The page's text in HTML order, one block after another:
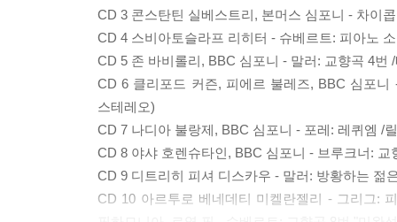
CD 3 콘스탄틴 실베스트리, 본머스 심포니 - 차이
CD 4 스비아토슬라프 리히터 - 슈베르트: 피아노
CD 5 존 바비롤리, BBC 심포니 - 말러: 교향곡 4번
CD 6 클리포드 커즌, 피에르 불레즈, BBC 심포
스테레오)
CD 7 나디아 불랑제, BBC 심포니 - 포레: 레퀴엠 /
CD 8 야샤 호렌슈타인, BBC 심포니 - 브루크너: 교
CD 9 디트리히 피셔 디스카우 - 말러: 방황하는 젊
CD 10 아르투로 베네데티 미켈란젤리 - 그리그: